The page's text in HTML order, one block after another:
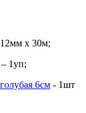
12мм х 30м;
– 1уп;
6см - 1шт